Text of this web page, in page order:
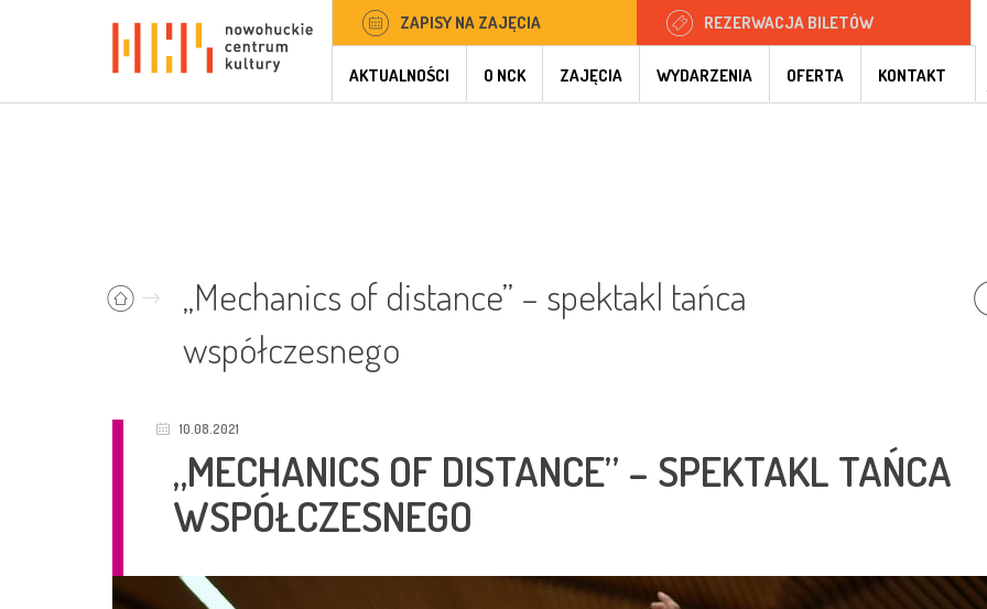
ZAPISY NA ZAJĘCIA REZERWACJA BILETÓW
AKTUALNOŚCI O NCK ZAJĘCIA WYDARZENIA OFERTA KONTAKT
„Mechanics of distance” – spektakl tańca
współczesnego
10.08.2021
„MECHANICS OF DISTANCE” – SPEKTAKL TAŃCA
WSPÓŁCZESNEGO